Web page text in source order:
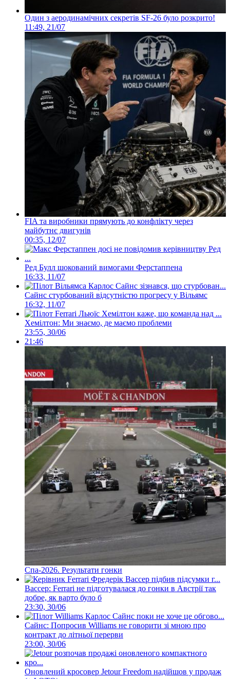
Один з аеродинамічних секретів SF-26 було розкрито!
11:49, 21/07
FIA та виробники прямують до конфлікту через
майбутнє двигунів
00:35, 12/07
Ред Булл шокований вимогами Ферстаппена
16:33, 11/07
Сайнс стурбований відсутністю прогресу у Вільямс
16:32, 11/07
Хемілтон: Ми знаємо, де маємо проблеми
23:55, 30/06
21:46
Спа-2026. Результати гонки
Вассер: Ferrari не підготувалася до гонки в Австрії так
добре, як варто було б
23:30, 30/06
Сайнс: Попросив Williams не говорити зі мною про
контракт до літньої перерви
23:00, 30/06
Оновлений кросовер Jetour Freedom надійшов у продаж